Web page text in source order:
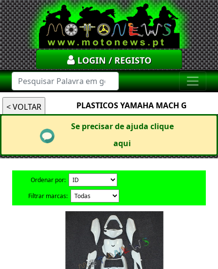
LOGIN / REGISTO
PLASTICOS YAMAHA MACH G
Se precisar de ajuda clique
aqui
Ordenar por:
Filtrar marcas: